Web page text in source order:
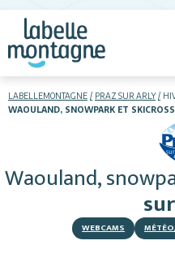
LABELLEMONTAGNE PRAZ SUR ARLY
WAOULAND, SNOWPARK ET SKICROSS
Waouland,
WEBCAMS
Skier